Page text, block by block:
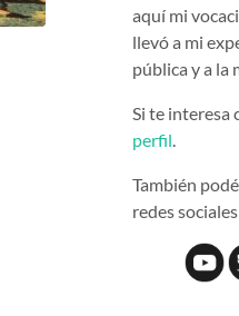
aquí mi
llevó a mi
pública y a la
Si te interesa
perfil
También
redes